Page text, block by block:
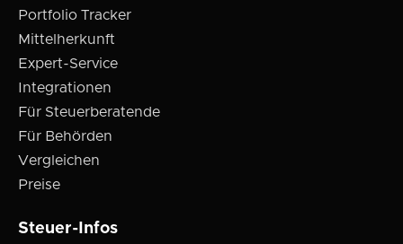
Portfolio Tracker
Mittelherkunft
Expert-Service
Integrationen
Für Steuerberatende
Für Behörden
Vergleichen
Preise
Steuer-Infos